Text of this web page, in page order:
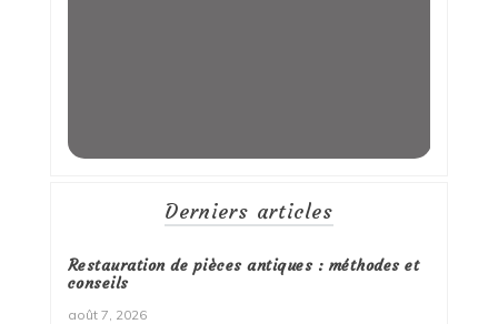
Derniers articles
Restauration de pièces antiques : méthodes et
conseils
août 7, 2026